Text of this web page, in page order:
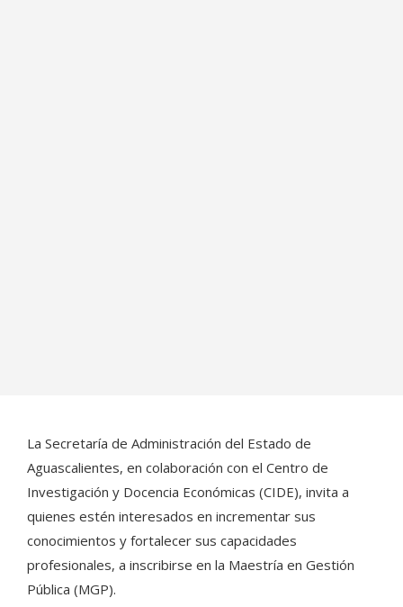
La Secretaría de Administración del Estado de
Aguascalientes, en colaboración con el Centro de
Investigación y Docencia Económicas (CIDE), invita a
quienes estén interesados en incrementar sus
conocimientos y fortalecer sus capacidades
profesionales, a inscribirse en la Maestría en Gestión
Pública (MGP).